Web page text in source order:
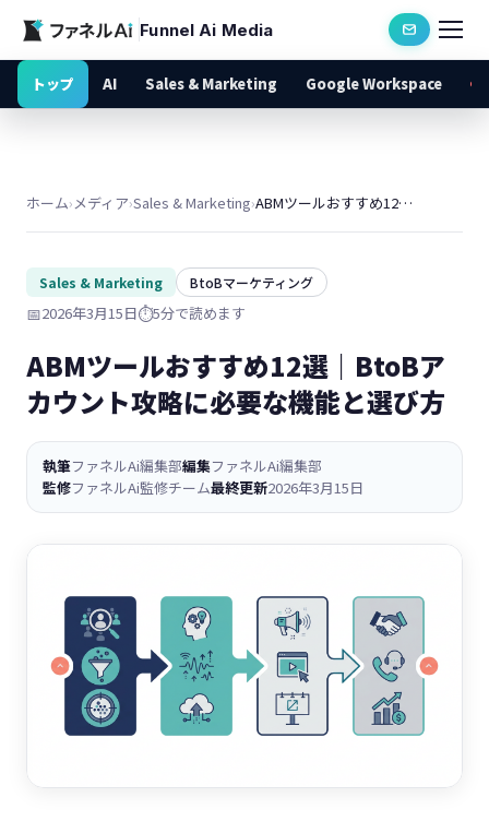
Funnel Ai Media
トップ AI Sales & Marketing Google Workspace
ホーム›メディア›Sales & Marketing› ABMツールおすすめ12選｜BtoBアカウント攻略に必要な機能と選び方
Sales & Marketing BtoBマーケティング
📅2026年3月15日⏱️5分で読めます
ABMツールおすすめ12選｜BtoBア
カウント攻略に必要な機能と選び方
執筆ファネルAi編集部編集ファネルAi編集部
監修ファネルAi監修チーム最終更新2026年3月15日